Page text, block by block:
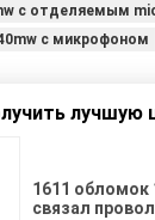
с отделяемым
с микрофоном
лучшую
1611 обломок
связал